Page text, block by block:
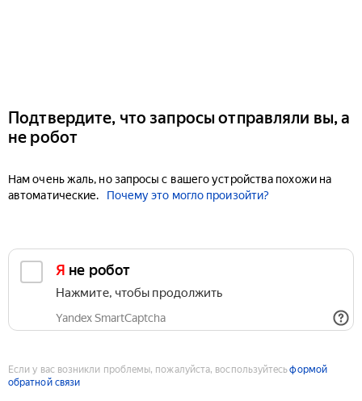
Подтвердите, что запросы отправляли вы, а
не робот
Нам очень жаль, но запросы с вашего устройства похожи на
автоматические.
Почему это могло произойти?
Я не робот
Нажмите, чтобы продолжить
Yandex SmartCaptcha
Если у вас возникли проблемы, пожалуйста, воспользуйтесьформой
обратной связи